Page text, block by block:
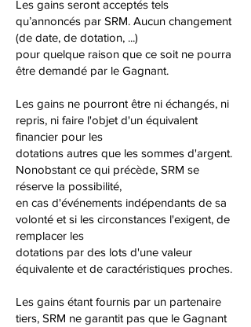
Les gains seront acceptés tels
qu’annoncés par SRM. Aucun changement
(de date, de dotation, ...)
pour quelque raison que ce soit ne pourra
être demandé par le Gagnant.
Les gains ne pourront être ni échangés, ni
repris, ni faire l'objet d'un équivalent
financier pour les
dotations autres que les sommes d'argent.
Nonobstant ce qui précède, SRM se
réserve la possibilité,
en cas d'événements indépendants de sa
volonté et si les circonstances l'exigent, de
remplacer les
dotations par des lots d'une valeur
équivalente et de caractéristiques proches.
Les gains étant fournis par un partenaire
tiers, SRM ne garantit pas que le Gagnant